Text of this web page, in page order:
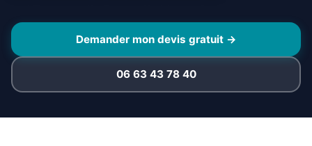
Demander mon devis gratuit →
06 63 43 78 40